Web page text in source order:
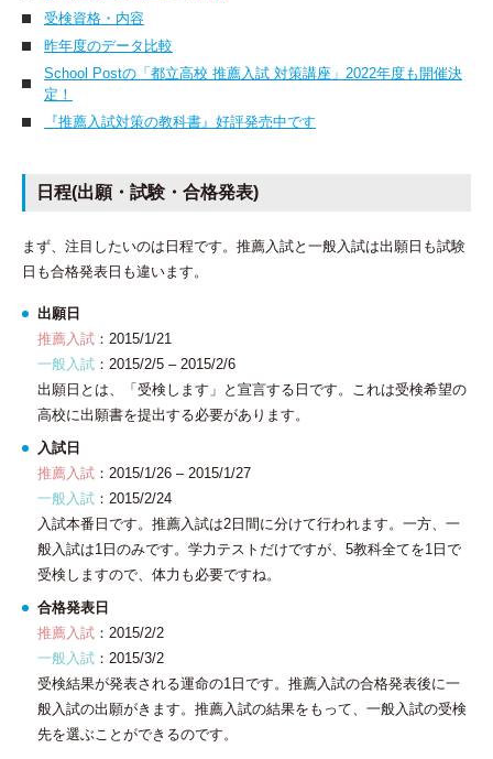
受検資格・内容
昨年度のデータ比較
School Postの「都立高校 推薦入試 対策講座」2022年度も開催決
定！
『推薦入試対策の教科書』好評発売中です
日程(出願・試験・合格発表)
まず、注目したいのは日程です。推薦入試と一般入試は出願日も試験
日も合格発表日も違います。
出願日
推薦入試 ：2015/1/21
一般入試 ：2015/2/5 – 2015/2/6
出願日とは、「受検します」と宣言する日です。これは受検希望の
高校に出願書を提出する必要があります。
入試日
推薦入試 ：2015/1/26 – 2015/1/27
一般入試 ：2015/2/24
入試本番日です。推薦入試は2日間に分けて行われます。一方、一
般入試は1日のみです。学力テストだけですが、5教科全てを1日で
受検しますので、体力も必要ですね。
合格発表日
推薦入試 ：2015/2/2
一般入試 ：2015/3/2
受検結果が発表される運命の1日です。推薦入試の合格発表後に一
般入試の出願がきます。推薦入試の結果をもって、一般入試の受検
先を選ぶことができるのです。